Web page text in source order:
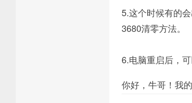
5.这个时候有的
3680清零方法。
6.电脑重启后，可
你好，牛哥！我